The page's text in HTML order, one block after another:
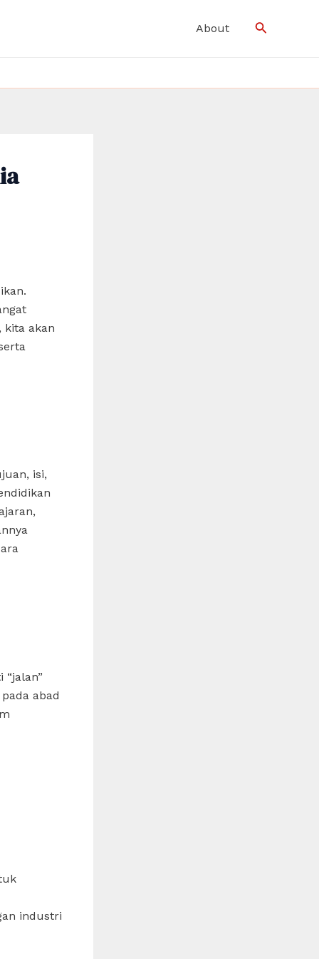
About Search
kita akan
isi,
abad
industri